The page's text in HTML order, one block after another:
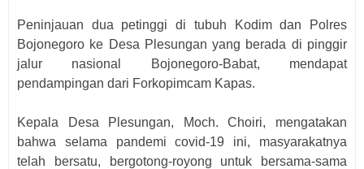
Peninjauan dua petinggi di tubuh Kodim dan Polres
Bojonegoro ke Desa Plesungan yang berada di pinggir
jalur nasional Bojonegoro-Babat, mendapat
pendampingan dari Forkopimcam Kapas.
Kepala Desa Plesungan, Moch. Choiri, mengatakan
bahwa selama pandemi covid-19 ini, masyarakatnya
telah bersatu, bergotong-royong untuk bersama-sama